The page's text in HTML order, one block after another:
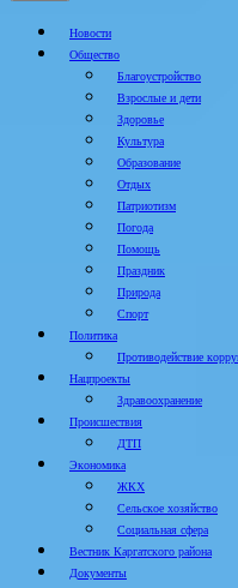
Новости
Общество
Благоустройство
Взрослые и дети
Здоровье
Культура
Образование
Отдых
Патриотизм
Погода
Помощь
Праздник
Природа
Спорт
Политика
Противодействие
Нацпроекты
Здравоохранение
Происшествия
ДТП
Экономика
ЖКХ
Сельское хозяйство
Социальная сфера
Вестник Каргатского района
Документы